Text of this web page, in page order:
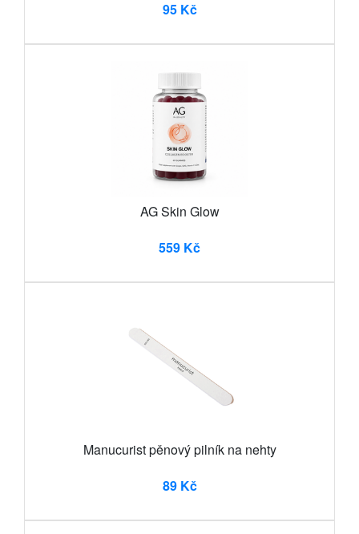
95 Kč
AG Skin Glow
559 Kč
Manucurist pěnový pilník na nehty
89 Kč